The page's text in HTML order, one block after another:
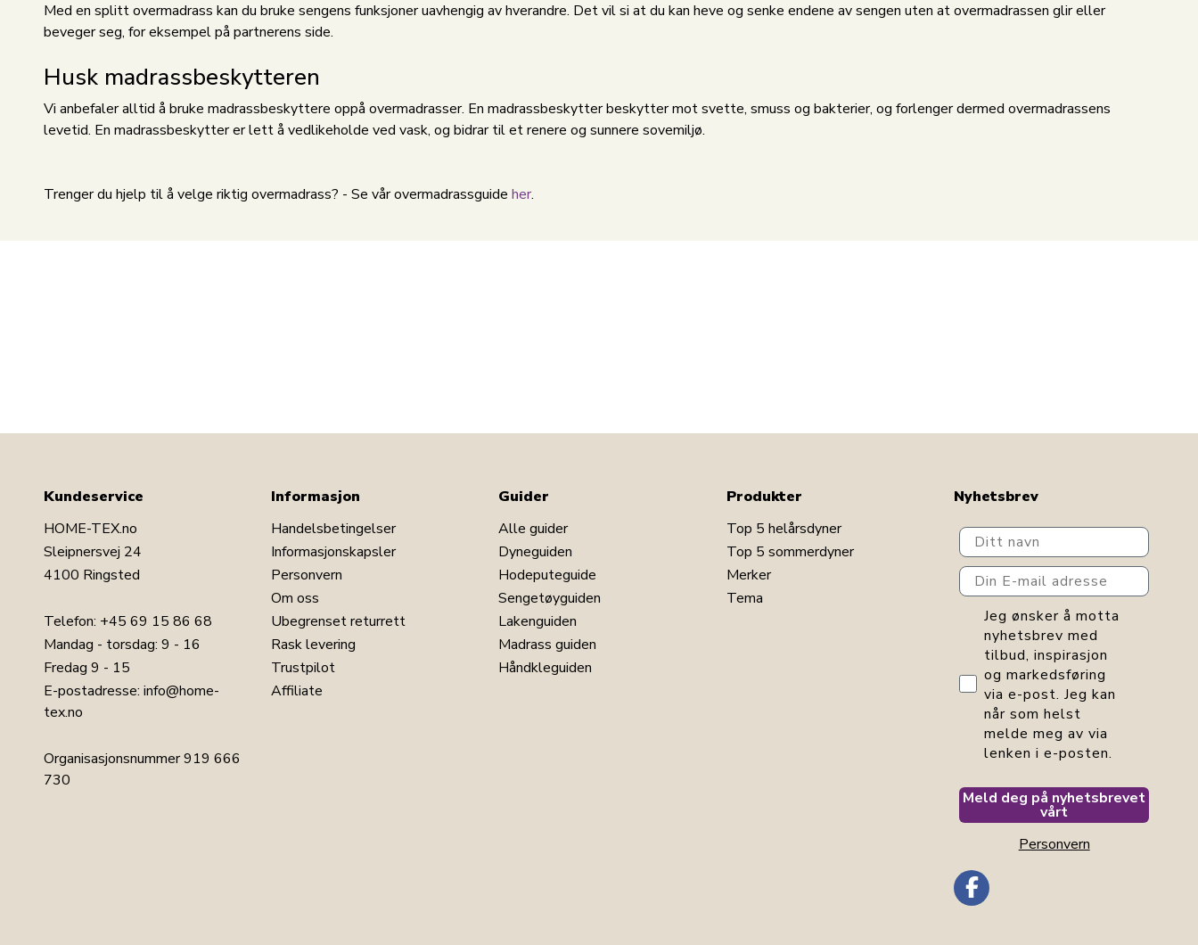
Med en splitt overmadrass kan du bruke sengens funksjoner uavhengig av hverandre. Det vil si at du kan heve og senke endene av sengen uten at overmadrassen glir eller
beveger seg, for eksempel på partnerens side.
Husk madrassbeskytteren
Vi anbefaler alltid å bruke madrassbeskyttere oppå overmadrasser. En madrassbeskytter beskytter mot svette, smuss og bakterier, og forlenger dermed overmadrassens
levetid. En madrassbeskytter er lett å vedlikeholde ved vask, og bidrar til et renere og sunnere sovemiljø.
Trenger du hjelp til å velge riktig overmadrass? - Se vår overmadrassguide her.
Kundeservice
HOME-TEX.no
Sleipnersvej 24
4100 Ringsted
Telefon: +45 69 15 86 68
Mandag - torsdag: 9 - 16
Fredag 9 - 15
E-postadresse: info@home-
tex.no
Organisasjonsnummer 919 666
730
Informasjon
Handelsbetingelser
Informasjonskapsler
Personvern
Om oss
Ubegrenset returrett
Rask levering
Trustpilot
Affiliate
Guider
Alle guider
Dyneguiden
Hodeputeguide
Sengetøyguiden
Lakenguiden
Madrass guiden
Håndkleguiden
Produkter
Top 5 helårsdyner
Top 5 sommerdyner
Merker
Tema
Nyhetsbrev
Ditt navn
Din E-mail adresse
GDPR consent
Jeg ønsker å motta
nyhetsbrev med
tilbud, inspirasjon
og markedsføring
via e-post. Jeg kan
når som helst
melde meg av via
lenken i e-posten.
Meld deg på nyhetsbrevet
vårt
Personvern